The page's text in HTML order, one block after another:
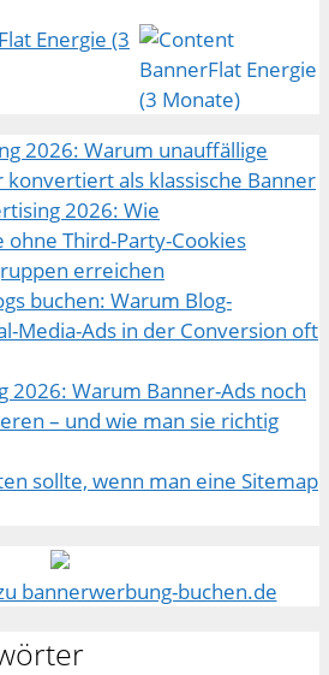
Energie (3
2026: Warum unauffällige
konvertiert als klassische Banner
2026: Wie
Third-Party-Cookies
erreichen
buchen: Warum Blog-
Media-Ads in der Conversion oft
2026: Warum Banner-Ads noch
– und wie man sie richtig
sollte, wenn man eine Sitemap